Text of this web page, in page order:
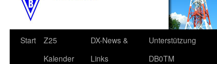
Start
Z25
Kalender
DX-News &
Links
Unterstützung
DB0TM